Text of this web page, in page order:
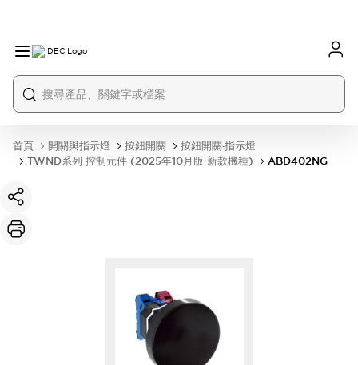
首頁 開關與指示燈 按鈕開關
按鈕開關·指示燈
TWND系列 控制元件 (2025年10月版 新款機種)
ABD402NG